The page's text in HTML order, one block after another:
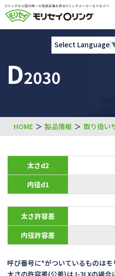
D2030
Select Language
HOME ＞ 製品情報 ＞ 取り扱い
太さd2
内径d1
太さ許容差
内径許容差
呼び番号に*がついているものはモ
太さの許容差(公差)はJ-3LXの場合